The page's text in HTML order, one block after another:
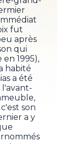
fut
après
qui
1995),
habité
a été
son
a y